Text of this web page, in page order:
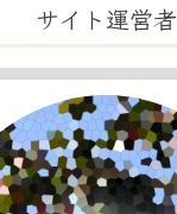
サイト運営者